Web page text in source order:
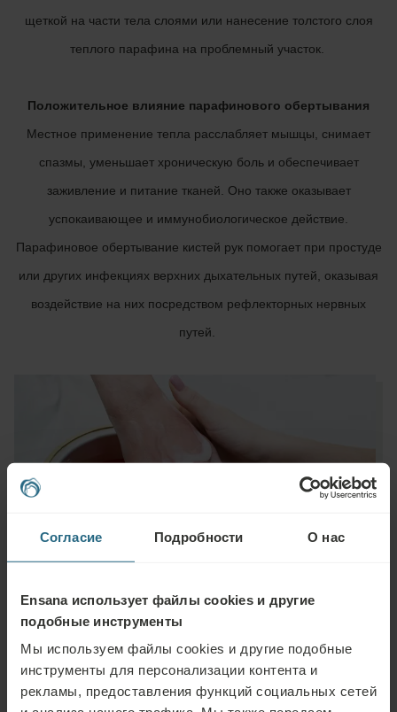
Согласие Подробности О нас
Ensana использует файлы cookies и другие
подобные инструменты
Мы используем файлы cookies и другие подобные
инструменты для персонализации контента и
рекламы, предоставления функций социальных сетей
щеткой на части тела слоями или нанесение толстого слоя
теплого парафина на проблемный участок.
Положительное влияние парафинового обертывания
Местное применение тепла расслабляет мышцы, снимает
спазмы, уменьшает хроническую боль и обеспечивает
заживление и питание тканей. Оно также оказывает
успокаивающее и иммунобиологическое действие.
Парафиновое обертывание кистей рук помогает при простуде
или других инфекциях верхних дыхательных путей, оказывая
воздействие на них посредством рефлекторных нервных
путей.